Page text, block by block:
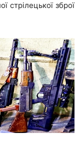
стрілецької зброї